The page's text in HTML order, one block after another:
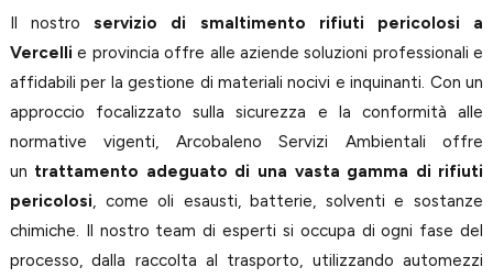
Il nostro servizio di smaltimento rifiuti pericolosi a
Vercelli e provincia offre alle aziende soluzioni professionali e
affidabili per la gestione di materiali nocivi e inquinanti. Con un
approccio focalizzato sulla sicurezza e la conformità alle
normative vigenti, Arcobaleno Servizi Ambientali offre
un trattamento adeguato di una vasta gamma di rifiuti
pericolosi , come oli esausti, batterie, solventi e sostanze
chimiche. Il nostro team di esperti si occupa di ogni fase del
processo, dalla raccolta al trasporto, utilizzando automezzi